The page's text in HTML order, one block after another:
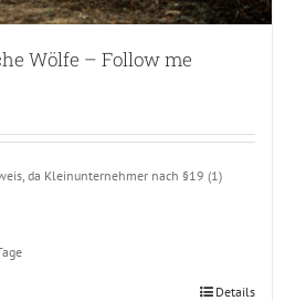
Wölfe – Follow me
da Kleinunternehmer nach §19 (1)
Details